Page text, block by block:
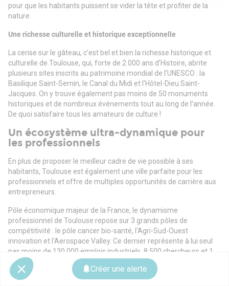
Créer une alerte
pour que les habitants puissent se vider la tête et profiter de la
nature.
Une richesse culturelle et historique exceptionnelle
La cerise sur le gâteau, c’est bel et bien la richesse historique et
culturelle de Toulouse, qui, forte de 2 000 ans d’Histoire, abrite
plusieurs sites inscrits au patrimoine mondial de l’UNESCO : la
Basilique Saint-Sernin, le Canal du Midi et l'Hôtel-Dieu Saint-
Jacques. On y trouve également pas moins de 50 monuments
historiques et de nombreux événements tout au long de l’année.
De quoi satisfaire tous les amateurs de culture !
Un écosystème ultra-dynamique pour
les professionnels
En plus de proposer le meilleur cadre de vie possible à ses
habitants, Toulouse est également une ville parfaite pour les
professionnels et offre de multiples opportunités de carrière aux
entrepreneurs.
Pôle économique majeur de la France, le dynamisme
professionnel de Toulouse repose sur 3 grands pôles de
compétitivité : le pôle cancer bio-santé, l'Agri-Sud-Ouest
innovation et l'Aerospace Valley. Ce dernier représente à lui seul
pas moins de 130 000 emplois industriels, 8 500 chercheurs et 1
600 établissements.
La présence de ces trois pôles explique la spécialisation de la Ville